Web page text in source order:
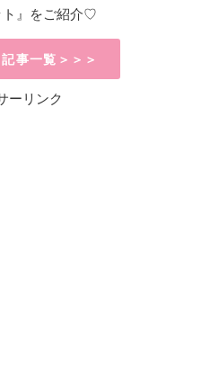
ト』をご紹介♡
事一覧＞＞＞
ーリンク